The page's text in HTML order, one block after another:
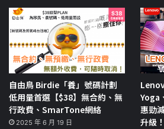
自由鳥 Birdie「養」號碼計劃
低用量首選【$38】無合約、無
行政費、SmarTone網絡
2025 年 6 月 19 日
Yoga
惠勁
升級！